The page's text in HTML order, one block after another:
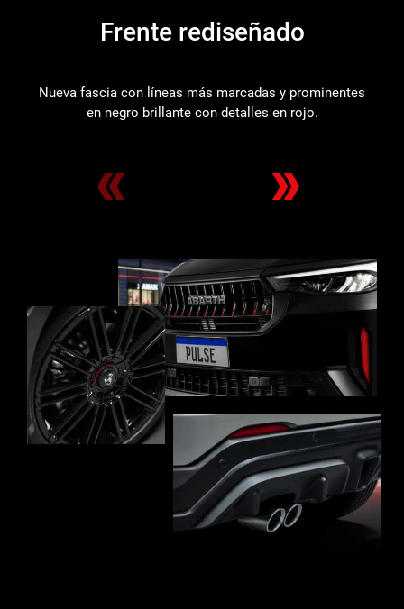
Frente rediseñado
Nueva fascia con líneas más marcadas y prominentes
en negro brillante con detalles en rojo.